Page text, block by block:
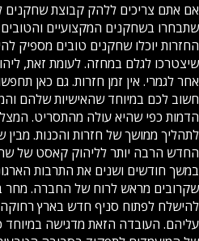
אם אתם צריכים ללהק קבוצת שחקנים
שתבחרו בשחקנים המקצועיים
החזרות יוכלו שחקנים טובים מספיק
שיצטרכו לגלם במחזה. לעומת זאת,
אחר לגמרי. אין זמן חזרות. גם כאן
חשוב לכם במיוחד שהאישיות שלהם
הדמות כפי שהיא עולה מהתסריט.
לתהליך ממושך של חזרות והכנות. מבין
החדש הרבה יותר לליהוק קאסט של
במשך חודשים ושנים את התרבות
שקרובים מראש לרוח של החברה. מחר
להישלח לפתוח סניף חדש בארץ
עליהם. העובדה הזאת מדגישה